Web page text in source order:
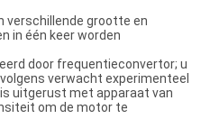
verschillende grootte en
in één keer worden
door frequentieconvertor; u
verwacht experimenteel
uitgerust met apparaat van
om de motor te